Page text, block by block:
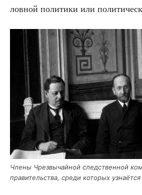
лов­ной поли­ти­ки или
Чле­ны Чрез­вы­чай­ной след­ствен­ной
пра­ви­тель­ства, сре­ди кото­рых